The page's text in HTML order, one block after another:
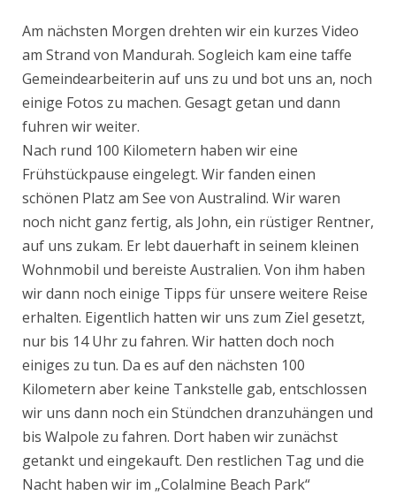
Am nächsten Morgen drehten wir ein kurzes Video
am Strand von Mandurah. Sogleich kam eine taffe
Gemeindearbeiterin auf uns zu und bot uns an, noch
einige Fotos zu machen. Gesagt getan und dann
fuhren wir weiter.
Nach rund 100 Kilometern haben wir eine
Frühstückpause eingelegt. Wir fanden einen
schönen Platz am See von Australind. Wir waren
noch nicht ganz fertig, als John, ein rüstiger Rentner,
auf uns zukam. Er lebt dauerhaft in seinem kleinen
Wohnmobil und bereiste Australien. Von ihm haben
wir dann noch einige Tipps für unsere weitere Reise
erhalten. Eigentlich hatten wir uns zum Ziel gesetzt,
nur bis 14 Uhr zu fahren. Wir hatten doch noch
einiges zu tun. Da es auf den nächsten 100
Kilometern aber keine Tankstelle gab, entschlossen
wir uns dann noch ein Stündchen dranzuhängen und
bis Walpole zu fahren. Dort haben wir zunächst
getankt und eingekauft. Den restlichen Tag und die
Nacht haben wir im „Colalmine Beach Park“